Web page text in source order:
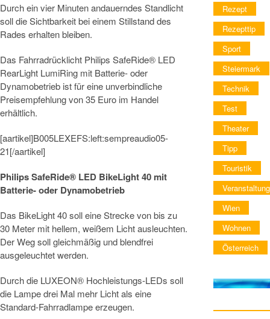
Durch ein vier Minuten andauerndes Standlicht
soll die Sichtbarkeit bei einem Stillstand des
Rades erhalten bleiben.
Das Fahrradrücklicht Philips SafeRide® LED
RearLight LumiRing mit Batterie- oder
Dynamobetrieb ist für eine unverbindliche
Preisempfehlung von 35 Euro im Handel
erhältlich.
[aartikel]B005LEXEFS:left:sempreaudio05-
21[/aartikel]
Philips SafeRide® LED BikeLight 40 mit
Batterie- oder Dynamobetrieb
Das BikeLight 40 soll eine Strecke von bis zu
30 Meter mit hellem, weißem Licht ausleuchten.
Der Weg soll gleichmäßig und blendfrei
ausgeleuchtet werden.
Durch die LUXEON® Hochleistungs-LEDs soll
die Lampe drei Mal mehr Licht als eine
Standard-Fahrradlampe erzeugen.
Rezept
Rezepttip
Sport
Steiermark
Technik
Test
Theater
Tipp
Touristik
Veranstaltung
Wien
Wohnen
Österreich